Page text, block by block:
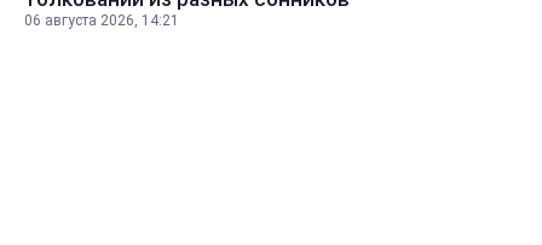
06 августа 2026, 14:21